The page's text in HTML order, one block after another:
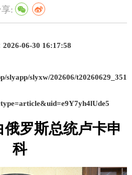
:
2026-06-30 16:17:58
slyapp/slyxw/202606/t20260629_351
罗斯总统卢卡申
科